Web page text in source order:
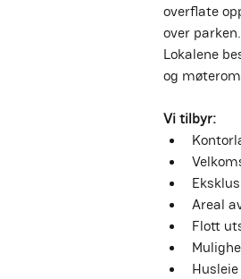
overflate
over parken.
Lokalene
og
Vi tilbyr:
Areal
Flott